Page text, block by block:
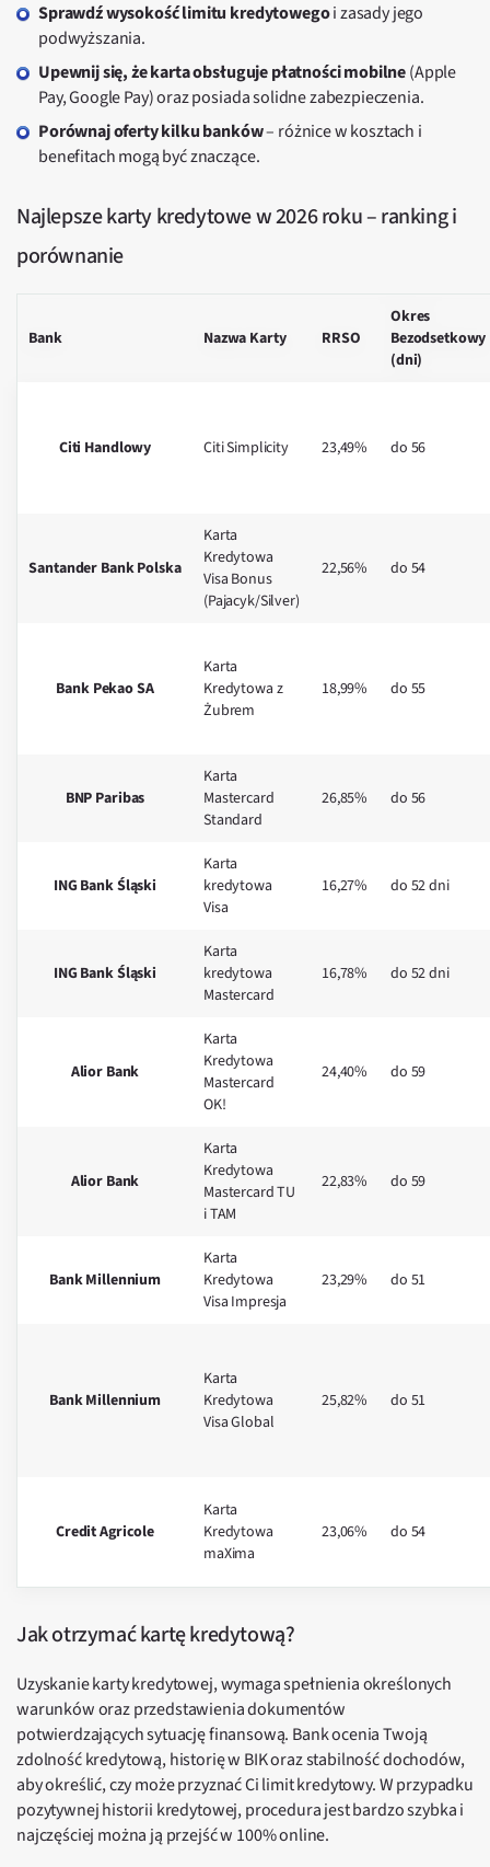
Sprawdź wysokość limitu kredytowegoi zasady jego
podwyższania.
Upewnij się, że karta obsługuje płatności mobilne(Apple
Pay, Google Pay) oraz posiada solidne zabezpieczenia.
Porównaj oferty kilku banków– różnice w kosztach i
benefitach mogą być znaczące.
Najlepsze karty kredytowe w 2026 roku – ranking i
porównanie
Bank Nazwa Karty RRSO
Okres
Bezodsetkowy
(dni)
Citi Handlowy Citi Simplicity 23,49% do 56
Santander Bank Polska
Karta
Kredytowa
Visa Bonus
(Pajacyk/Silver)
22,56% do 54
Bank Pekao SA
Karta
Kredytowa z
Żubrem
18,99% do 55
BNP Paribas
Karta
Mastercard
Standard
26,85% do 56
ING Bank Śląski
Karta
kredytowa
Visa
16,27% do 52 dni
ING Bank Śląski
Karta
kredytowa
Mastercard
16,78% do 52 dni
Alior Bank
Karta
Kredytowa
Mastercard
OK!
24,40% do 59
Alior Bank
Karta
Kredytowa
Mastercard TU
i TAM
22,83% do 59
Bank Millennium
Karta
Kredytowa
Visa Impresja
23,29% do 51
Bank Millennium
Karta
Kredytowa
Visa Global
25,82% do 51
Credit Agricole
Karta
Kredytowa
maXima
23,06% do 54
Jak otrzymać kartę kredytową?
Uzyskanie karty kredytowej, wymaga spełnienia określonych
warunków oraz przedstawienia dokumentów
potwierdzających sytuację finansową. Bank ocenia Twoją
zdolność kredytową, historię w BIK oraz stabilność dochodów,
aby określić, czy może przyznać Ci limit kredytowy. W przypadku
pozytywnej historii kredytowej, procedura jest bardzo szybka i
najczęściej można ją przejść w 100% online.